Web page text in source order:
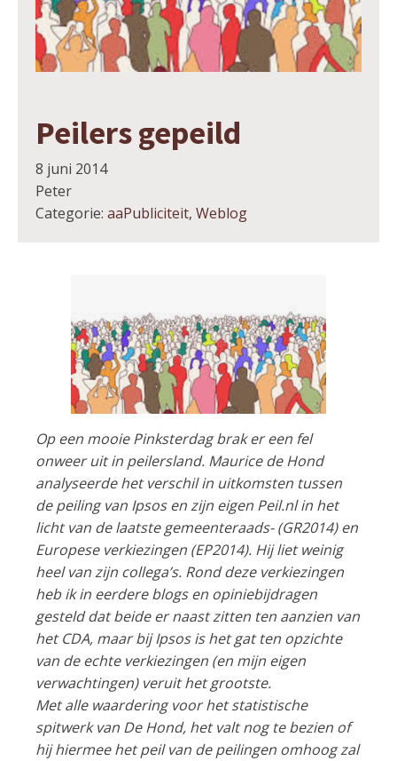
Peilers gepeild
8 juni 2014
Peter
Categorie: aaPubliciteit, Weblog
Op een mooie Pinksterdag brak er een fel
onweer uit in peilersland. Maurice de Hond
analyseerde het verschil in uitkomsten tussen
de peiling van Ipsos en zijn eigen Peil.nl in het
licht van de laatste gemeenteraads- (GR2014) en
Europese verkiezingen (EP2014). Hij liet weinig
heel van zijn collega’s. Rond deze verkiezingen
heb ik in eerdere blogs en opiniebijdragen
gesteld dat beide er naast zitten ten aanzien van
het CDA, maar bij Ipsos is het gat ten opzichte
van de echte verkiezingen (en mijn eigen
verwachtingen) veruit het grootste.
Met alle waardering voor het statistische
spitwerk van De Hond, het valt nog te bezien of
hij hiermee het peil van de peilingen omhoog zal